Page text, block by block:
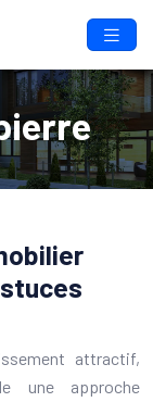
attractif,
une approche